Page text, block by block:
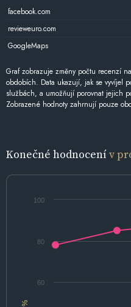
facebook.com
revieweuro.com
GoogleMaps
Graf zobrazuje změny počtu recenzí
obdobích. Data ukazují, jak se vyvíjel
službách, a umožňují porovnat jejich
Zobrazené hodnoty zahrnují pouze
Konečné hodnocenív
%
60
80
100